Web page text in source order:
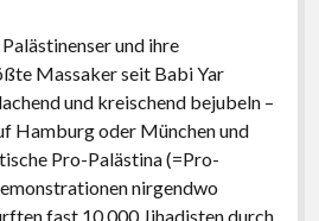
und ihre
Massaker seit Babi Yar
und kreischend bejubeln –
Hamburg oder München und
Pro-Palästina (=Pro-
nirgendwo
fast 10.000 Jihadisten durch